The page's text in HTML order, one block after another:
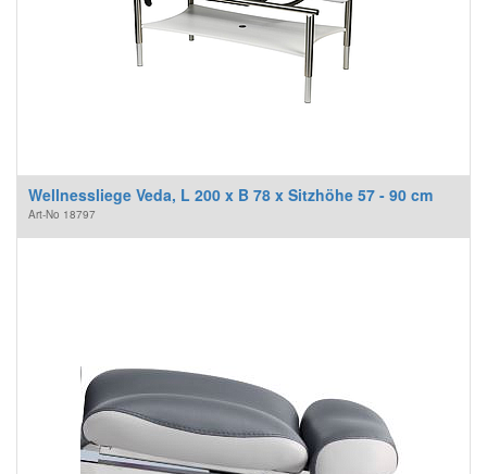
Wellnessliege Veda, L 200 x B 78 x Sitzhöhe 57 - 90 cm
Art-No 18797